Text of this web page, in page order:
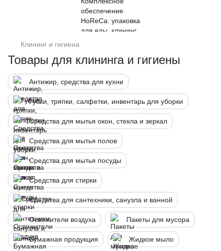
Клининг и гигиена
Товары для клининга и гигиены
Антижир, средства для кухни
Губки, тряпки, салфетки, инвентарь для уборки
Средства для мытья окон, стекла и зеркал
Средства для мытья полов
Средства для мытья посуды
Средства для стирки
Средства для сантехники, санузла и ванной
Освежители воздуха Пакеты для мусора
Бумажная продукция Жидкое мыло